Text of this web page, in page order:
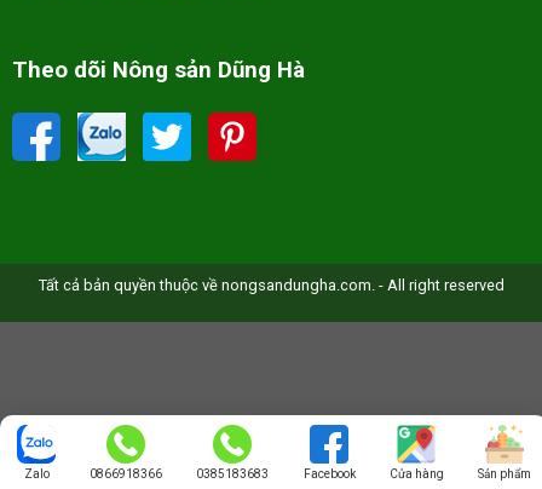
Theo dõi Nông sản Dũng Hà
Tất cả bản quyền thuộc về nongsandungha.com. - All right reserved
Zalo 0866918366 0385183683 Facebook Cửa hàng Sản phẩm